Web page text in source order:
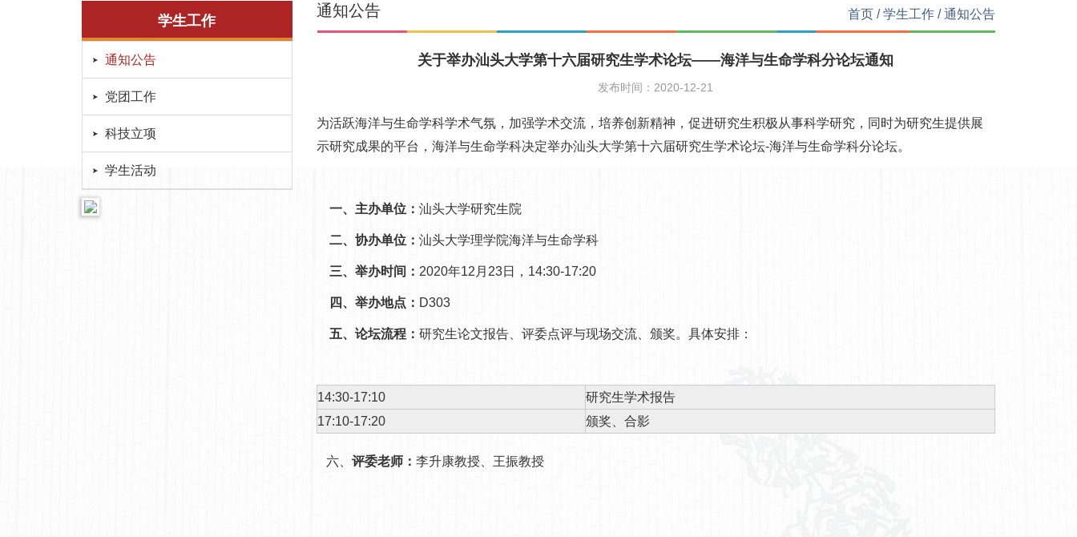
学生工作
通知公告
党团工作
科技立项
学生活动
通知公告 首页 /学生工作 /通知公告
关于举办汕头大学第十六届研究生学术论坛——海洋与生命学科分论坛通知
发布时间：2020-12-21
为活跃海洋与生命学科学术气氛，加强学术交流，培养创新精神，促进研究生积极从事科学研究，同时为研究生提供展
示研究成果的平台，海洋与生命学科决定举办汕头大学第十六届研究生学术论坛-海洋与生命学科分论坛。
一、主办单位： 汕头大学研究生院
二、协办单位： 汕头大学理学院海洋与生命学科
三、举办时间： 2020年12月23日，14:30-17:20
四、举办地点： D303
五、论坛流程： 研究生论文报告、评委点评与现场交流、颁奖。具体安排：
14:30-17:10
研究生学术报告
17:10-17:20
颁奖、合影
六、 评委老师： 李升康教授、王振教授